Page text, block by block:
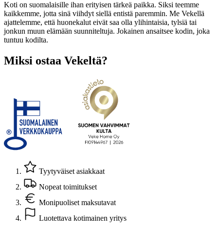
Koti on suomalaisille ihan erityisen tärkeä paikka. Siksi teemme
kaikkemme, jotta sinä viihdyt siellä entistä paremmin. Me Vekellä
ajattelemme, että huonekalut eivät saa olla ylihintaisia, tylsiä tai
jonkun muun elämään suunniteltuja. Jokainen ansaitsee kodin, joka
tuntuu kodilta.
Miksi ostaa Vekeltä?
Tyytyväiset asiakkaat
Nopeat toimitukset
Monipuoliset maksutavat
Luotettava kotimainen yritys